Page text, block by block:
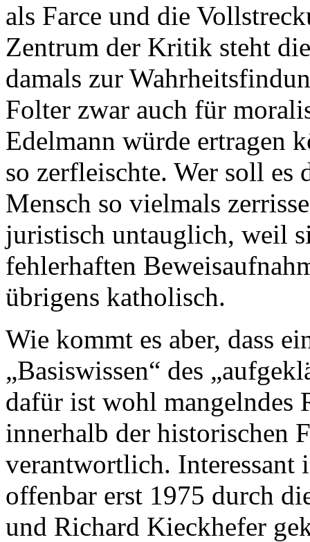
als Farce und die
Zentrum der Kritik steht
damals zur
Folter zwar auch für
Edelmann würde ertragen
so zerfleischte. Wer soll es
Mensch so vielmals
juristisch untauglich, weil
fehlerhaften
übrigens katholisch.
Wie kommt es aber, dass
„Basiswissen“ des
dafür ist wohl mangelndes
innerhalb der historischen
verantwortlich. Interessant
offenbar erst 1975 durch
und Richard Kieckhefer